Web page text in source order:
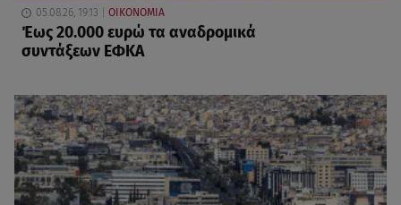
05.08.26, 19:13 ΟΙΚΟΝΟΜΙΑ
Έως 20.000 ευρώ τα αναδρομικά
συντάξεων ΕΦΚΑ